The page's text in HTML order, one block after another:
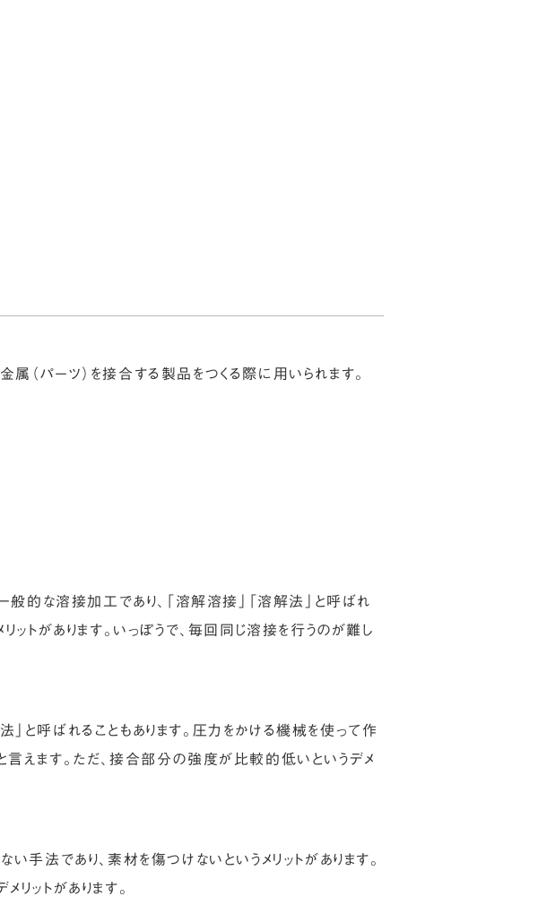
（パーツ）を接合する製品をつくる際に用いられます。
般的な溶接加工であり、「溶解溶接」「溶解法」と呼ばれ
トがあります。いっぽうで、毎回同じ溶接を行うのが難し
と呼ばれることもあります。圧力をかける機械を使って作
えます。ただ、接合部分の強度が比較的低いというデメ
法であり、素材を傷つけないというメリットがあります。
ットがあります。